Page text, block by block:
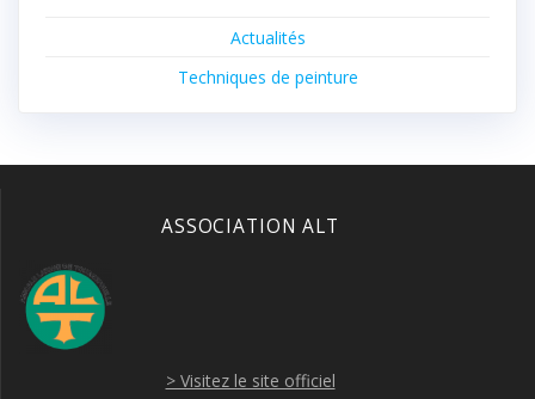
Actualités
Techniques de peinture
ASSOCIATION ALT
> Visitez le site officiel